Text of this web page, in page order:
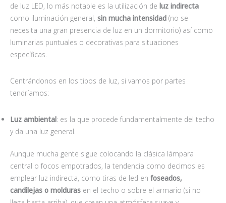
de luz LED, lo más notable es la utilización de luz indirecta
como iluminación general, sin mucha intensidad (no se
necesita una gran presencia de luz en un dormitorio) así como
luminarias puntuales o decorativas para situaciones
específicas.
Centrándonos en los tipos de luz, si vamos por partes
tendríamos:
Luz ambiental: es la que procede fundamentalmente del techo
y da una luz general.
Aunque mucha gente sigue colocando la clásica lámpara
central o focos empotrados, la tendencia como decimos es
emplear luz indirecta, como tiras de led en foseados,
candilejas o molduras en el techo o sobre el armario (si no